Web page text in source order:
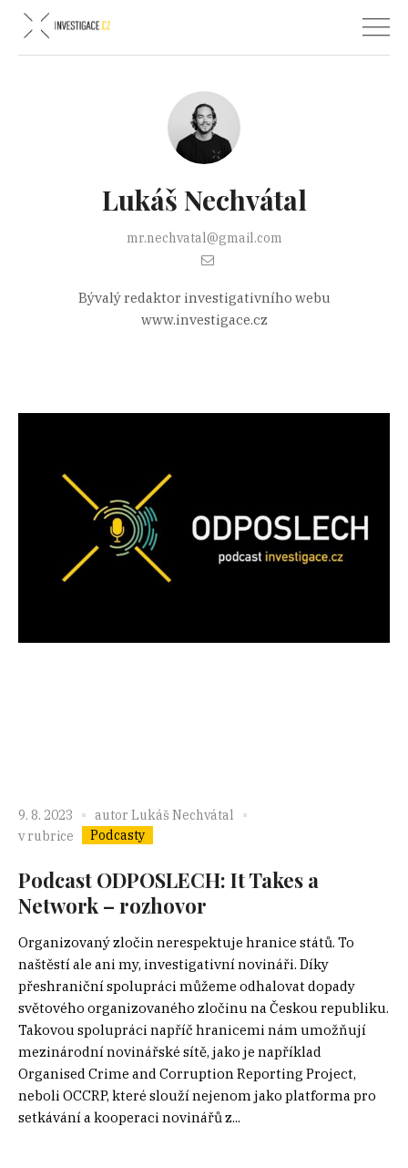
Lukáš Nechvátal
mr.nechvatal@gmail.com
Bývalý redaktor investigativního webu
www.investigace.cz
9. 8. 2023 autor Lukáš Nechvátal
v rubrice
Podcasty
Podcast ODPOSLECH: It Takes a
Network – rozhovor
Organizovaný zločin nerespektuje hranice států. To
naštěstí ale ani my, investigativní novináři. Díky
přeshraniční spolupráci můžeme odhalovat dopady
světového organizovaného zločinu na Českou republiku.
Takovou spolupráci napříč hranicemi nám umožňují
mezinárodní novinářské sítě, jako je například
Organised Crime and Corruption Reporting Project,
neboli OCCRP, které slouží nejenom jako platforma pro
setkávání a kooperaci novinářů z...